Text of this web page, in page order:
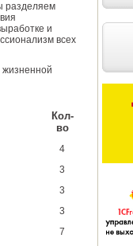
разделяем
и
всех
жизненной
Кол-
во
4
3
3
3
7